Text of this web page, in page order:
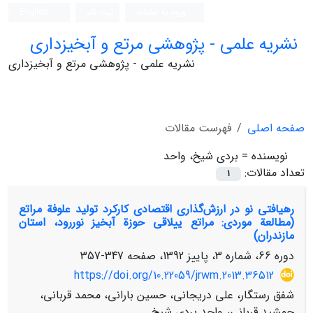
نشریه علمی - پژوهشی مرتع و آبخیزداری
نشریه علمی - پژوهشی مرتع و آبخیزداری
صفحه اصلی
فهرست مقالات
نویسنده = بردی شیخ، واحد
تعداد مقالات:
1
رهیافتی نو در ارزش‌گذاری اقتصادی کارکرد تولید علوفة مراتع
(مطالعة موردی: مراتع ییلاقی حوزة آبخیز نوررود، استان
مازندران)
دوره 66، شماره 3، پاییز 1392، صفحه
347-357
https://doi.org/10.22059/jrwm.2013.36512
شفق رستگار، علی دریجانی، حسین بارانی، محمد قربانی،